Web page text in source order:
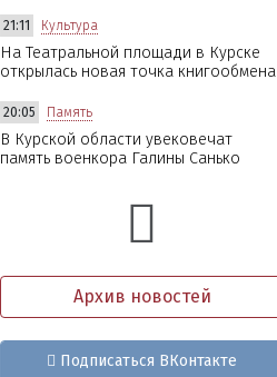
21:11 Культура
На Театральной площади в Курске
открылась новая точка книгообмена
20:05 Память
В Курской области увековечат
память военкора Галины Санько
Архив новостей
Подписаться ВКонтакте